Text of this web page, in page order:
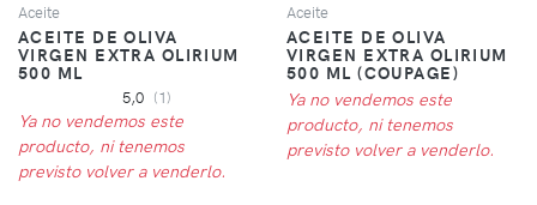
Aceite
ACEITE DE OLIVA
VIRGEN EXTRA OLIRIUM
500 ML
5,0 (1)
Ya no vendemos este
producto, ni tenemos
previsto volver a venderlo.
Aceite
ACEITE DE OLIVA
VIRGEN EXTRA OLIRIUM
500 ML (COUPAGE)
Ya no vendemos este
producto, ni tenemos
previsto volver a venderlo.